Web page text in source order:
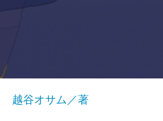
越谷オサム／著